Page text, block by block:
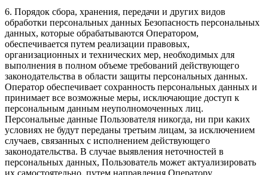
6. Порядок сбора, хранения, передачи и других видов
обработки персональных данных Безопасность персональных
данных, которые обрабатываются Оператором,
обеспечивается путем реализации правовых,
организационных и технических мер, необходимых для
выполнения в полном объеме требований действующего
законодательства в области защиты персональных данных.
Оператор обеспечивает сохранность персональных данных и
принимает все возможные меры, исключающие доступ к
персональным данным неуполномоченных лиц.
Персональные данные Пользователя никогда, ни при каких
условиях не будут переданы третьим лицам, за исключением
случаев, связанных с исполнением действующего
законодательства. В случае выявления неточностей в
персональных данных, Пользователь может актуализировать
их самостоятельно, путем направления Оператору